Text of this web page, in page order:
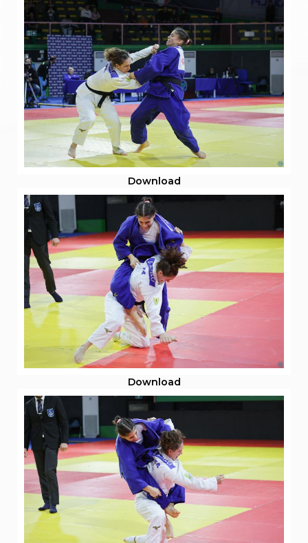
S'istrumpa
News
Calendario Attività
Difesa Personale MGA
La disciplina
News
Merchandising
Mappa del sito
Cerca
Contatti
News
Cookies Accept
Newsletter
Catalogo formativo
Webinar
Corsi Monotematici
Corsi di Specializzazione
Corsi FIJLKAM-FISDIR
Corsi Preparatore Fisico
Edutraining class - Didattica infantile
Corso dirigenti sportivi
Corso Direttore di Gara
Abilitazioni
Sportello Fiscale
News
Modulistica
FAQ
Quesiti fiscali
Sostenibilità
Documenti
Download
Download